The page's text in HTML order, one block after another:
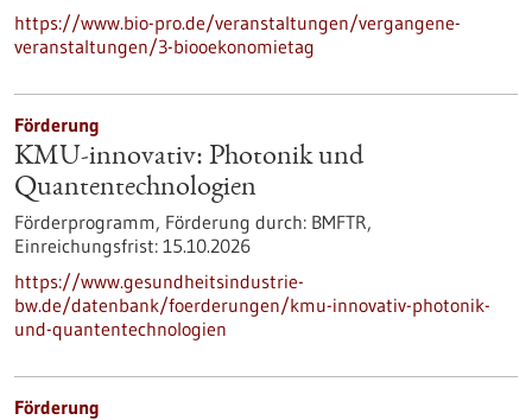
https://www.bio-pro.de/veranstaltungen/vergangene-
veranstaltungen/3-biooekonomietag
Förderung
KMU-innovativ: Photonik und
Quantentechnologien
Förderprogramm, Förderung durch: BMFTR,
Einreichungsfrist: 15.10.2026
https://www.gesundheitsindustrie-
bw.de/datenbank/foerderungen/kmu-innovativ-photonik-
und-quantentechnologien
Förderung